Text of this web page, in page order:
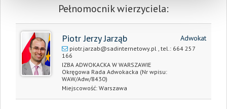
Pełnomocnik wierzyciela:
Piotr Jerzy Jarząb Adwokat
piotr.jarzab@sadinternetowy.pl , tel.: 664 257
166
IZBA ADWOKACKA W WARSZAWIE
Okręgowa Rada Adwokacka (Nr wpisu:
WAW/Adw/8430)
Miejscowość: Warszawa